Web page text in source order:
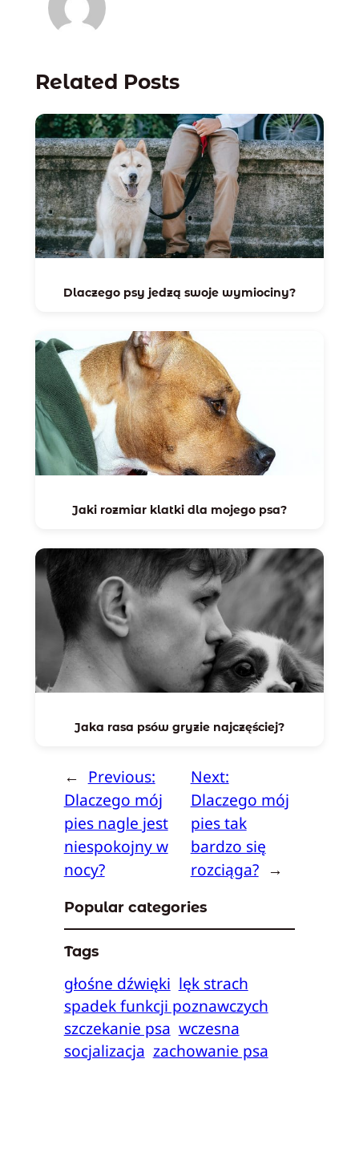
Related Posts
Dlaczego psy jedzą swoje wymiociny?
Jaki rozmiar klatki dla mojego psa?
Jaka rasa psów gryzie najczęściej?
← Previous:
Dlaczego mój
pies nagle jest
niespokojny w
nocy?
Next:
Dlaczego mój
pies tak
bardzo się
rozciąga? →
Popular categories
Tags
głośne dźwięki lęk strach
spadek funkcji poznawczych
szczekanie psa wczesna
socjalizacja zachowanie psa